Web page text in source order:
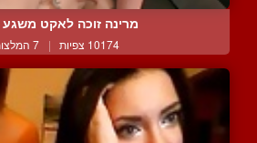
מרינה זוכה לאקט
10174 צפיות | 7 המלצות